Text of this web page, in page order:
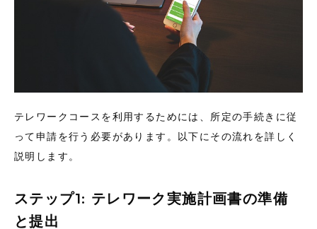
テレワークコースを利用するためには、所定の手続きに従
って申請を行う必要があります。以下にその流れを詳しく
説明します。
ステップ1: テレワーク実施計画書の準備
と提出